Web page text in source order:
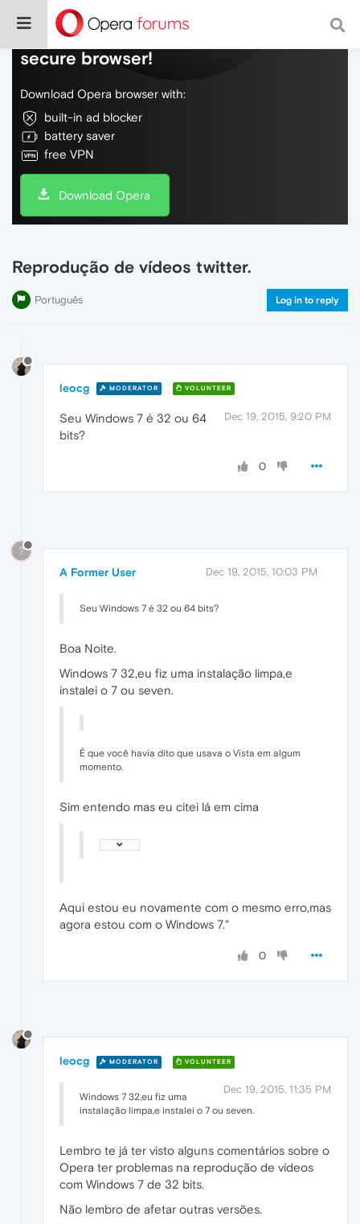
Do more on the web, with a fast and
secure browser!
Download Opera browser with:
built-in ad blocker
battery saver
free VPN
Download Opera
Reprodução de vídeos twitter.
Português Log in to reply
leocg MODERATOR VOLUNTEER
Dec 19, 2015, 9:20 PM
Seu Windows 7 é 32 ou 64
bits?
0
?
A Former User Dec 19, 2015, 10:03 PM
Seu Windows 7 é 32 ou 64 bits?
Boa Noite.
Windows 7 32,eu fiz uma instalação limpa,e
instalei o 7 ou seven.
É que você havia dito que usava o Vista em algum
momento.
Sim entendo mas eu citei lá em cima
Aqui estou eu novamente com o mesmo erro,mas
agora estou com o Windows 7."
0
leocg MODERATOR VOLUNTEER
Dec 19, 2015, 11:35 PM
Windows 7 32,eu fiz uma
instalação limpa,e instalei o 7 ou seven.
Lembro te já ter visto alguns comentários sobre o
Opera ter problemas na reprodução de vídeos
com Windows 7 de 32 bits.
Não lembro de afetar outras versões.